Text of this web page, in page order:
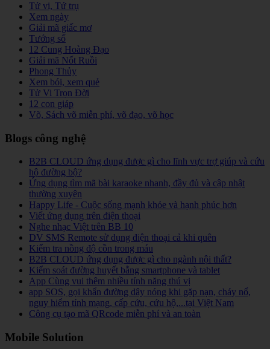
Tử vi, Tứ trụ
Xem ngày
Giải mã giấc mơ
Tướng số
12 Cung Hoàng Đạo
Giải mã Nốt Ruồi
Phong Thủy
Xem bói, xem quẻ
Tử Vi Trọn Đời
12 con giáp
Võ, Sách võ miễn phí, võ đạo, võ học
Blogs công nghệ
B2B CLOUD ứng dụng được gì cho lĩnh vực trợ giúp và cứu
hộ đường bộ?
Ứng dụng tìm mã bài karaoke nhanh, đầy đủ và cập nhật
thường xuyên
Happy Life - Cuộc sống mạnh khỏe và hạnh phúc hơn
Viết ứng dụng trên điện thoại
Nghe nhạc Việt trên BB 10
DV SMS Remote sử dụng điện thoại cả khi quên
Kiểm tra nồng độ cồn trong máu
B2B CLOUD ứng dụng được gì cho ngành nội thất?
Kiểm soát đường huyết bằng smartphone và tablet
App Cùng vui thêm nhiều tính năng thú vị
app SOS, gọi khẩn đường dây nóng khi gặp nạn, cháy nổ,
nguy hiểm tính mạng, cấp cứu, cứu hộ,...tại Việt Nam
Công cụ tạo mã QRcode miễn phí và an toàn
Mobile Solution